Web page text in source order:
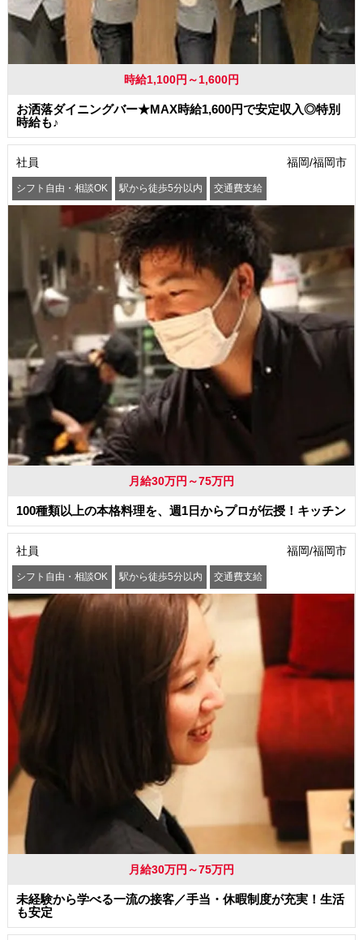
時給1,100円～1,600円
お洒落ダイニングバー★MAX時給1,600円で安定収入◎特別
時給も♪
社員 福岡/福岡市
シフト自由・相談OK 駅から徒歩5分以内 交通費支給
月給30万円～75万円
100種類以上の本格料理を、週1日からプロが伝授！キッチン
社員 福岡/福岡市
シフト自由・相談OK 駅から徒歩5分以内 交通費支給
月給30万円～75万円
未経験から学べる一流の接客／手当・休暇制度が充実！生活
も安定